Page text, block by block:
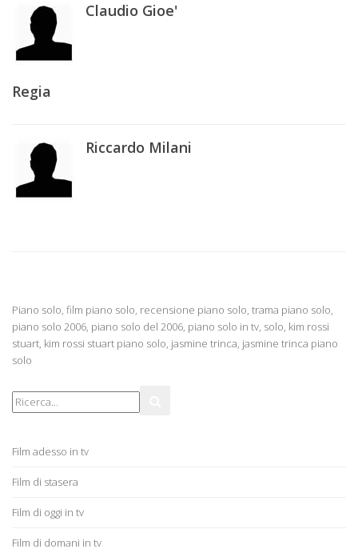
Claudio Gioe'
Regia
Riccardo Milani
Piano solo, film piano solo, recensione piano solo, trama piano solo,
piano solo 2006, piano solo del 2006, piano solo in tv, solo, kim rossi
stuart, kim rossi stuart piano solo, jasmine trinca, jasmine trinca piano
solo
Film adesso in tv
Film di stasera
Film di oggi in tv
Film di domani in tv